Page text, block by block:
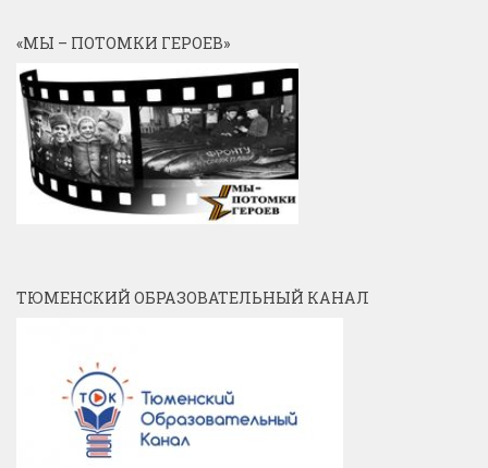
«МЫ – ПОТОМКИ ГЕРОЕВ»
ТЮМЕНСКИЙ ОБРАЗОВАТЕЛЬНЫЙ КАНАЛ